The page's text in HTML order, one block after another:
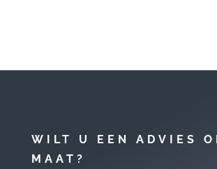
WILT U EEN ADVIES
MAAT?